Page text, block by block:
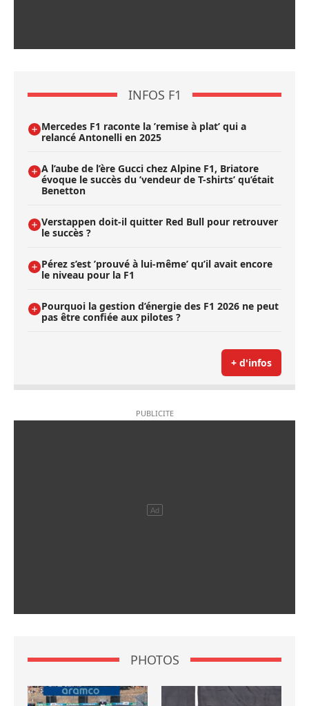
INFOS F1
Mercedes F1 raconte la ’remise à plat’ qui a
relancé Antonelli en 2025
A l’aube de l’ère Gucci chez Alpine F1, Briatore
évoque le succès du ’vendeur de T-shirts’ qu’était
Benetton
Verstappen doit-il quitter Red Bull pour retrouver
le succès ?
Pérez s’est ’prouvé à lui-même’ qu’il avait encore
le niveau pour la F1
Pourquoi la gestion d’énergie des F1 2026 ne peut
pas être confiée aux pilotes ?
+ d'infos
PHOTOS